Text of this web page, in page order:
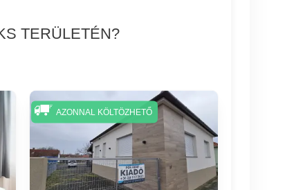
TERÜLETÉN?
AZONNAL KÖLTÖZHETŐ